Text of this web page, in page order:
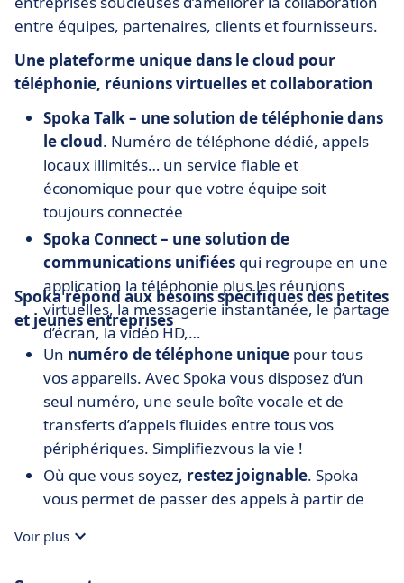
entre équipes, partenaires, clients et fournisseurs.
Une plateforme unique dans le cloud pour
téléphonie, réunions virtuelles et collaboration
Spoka Talk – une solution de téléphonie dans
le cloud. Numéro de téléphone dédié, appels
locaux illimités… un service fiable et
économique pour que votre équipe soit
toujours connectée
Spoka Connect – une solution de
communications unifiées qui regroupe en une
application la téléphonie plus les réunions
virtuelles, la messagerie instantanée, le partage
d’écran, la vidéo HD,…
Spoka répond aux besoins spécifiques des petites
et jeunes entreprises
Un numéro de téléphone unique pour tous
vos appareils. Avec Spoka vous disposez d’un
seul numéro, une seule boîte vocale et de
transferts d’appels fluides entre tous vos
périphériques. Simplifiezvous la vie !
Où que vous soyez, restez joignable. Spoka
vous permet de passer des appels à partir de
ordinateur ou votre tablette. Ne ratez plus
Voir plus